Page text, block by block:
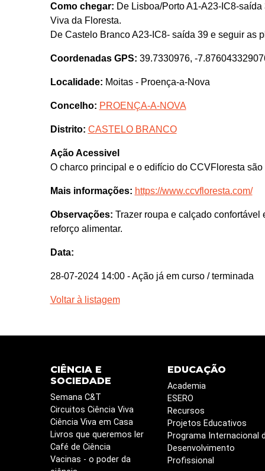
Como chegar: De Lisboa/Porto A1-A23-IC8-
Viva da Floresta.
De Castelo Branco A23-IC8- saída 39 e seguir as
Coordenadas GPS: 39.7330976, -
Localidade: Moitas - Proença-a-Nova
Concelho: PROENÇA-A-NOVA
Distrito: CASTELO BRANCO
Ação Acessivel
O charco principal e o edifício do CCVFloresta são
Mais informações: https://www.ccvfloresta.com/
Observações: Trazer roupa e calçado
reforço alimentar.
Data:
28-07-2024 14:00 - Ação já em curso / terminada
Voltar à listagem
CIÊNCIA E
SOCIEDADE
Semana C&T
Circuitos Ciência Viva
Ciência Viva em Casa
Livros que queremos ler
Café de Ciência
Vacinas - o poder da
EDUCAÇÃO
Academia
ESERO
Recursos
Projetos Educativos
Programa Internacional
Desenvolvimento
Profissional